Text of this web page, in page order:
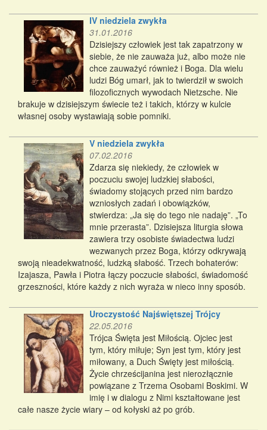
IV niedziela zwykła
31.01.2016
Dzisiejszy człowiek jest tak zapatrzony w
siebie, że nie zauważa już, albo może nie
chce zauważyć również i Boga. Dla wielu
ludzi Bóg umarł, jak to twierdził w swoich
filozoficznych wywodach Nietzsche. Nie
brakuje w dzisiejszym świecie też i takich, którzy w kulcie
własnej osoby wystawiają sobie pomniki.
V niedziela zwykła
07.02.2016
Zdarza się niekiedy, że człowiek w
poczuciu swojej ludzkiej słabości,
świadomy stojących przed nim bardzo
wzniosłych zadań i obowiązków,
stwierdza: „Ja się do tego nie nadaję”. „To
mnie przerasta”. Dzisiejsza liturgia słowa
zawiera trzy osobiste świadectwa ludzi
wezwanych przez Boga, którzy odkrywają
swoją nieadekwatność, ludzką słabość. Trzech bohaterów:
Izajasza, Pawła i Piotra łączy poczucie słabości, świadomość
grzeszności, które każdy z nich wyraża w nieco inny sposób.
Uroczystość Najświętszej Trójcy
22.05.2016
Trójca Święta jest Miłością. Ojciec jest
tym, który miłuje; Syn jest tym, który jest
miłowany, a Duch Święty jest miłością.
Życie chrześcijanina jest nierozłącznie
powiązane z Trzema Osobami Boskimi. W
imię i w dialogu z Nimi kształtowane jest
całe nasze życie wiary – od kołyski aż po grób.